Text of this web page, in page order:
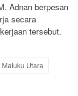
Adnan berpesan
secara
tersebut.
Maluku Utara